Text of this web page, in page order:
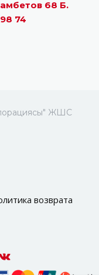
68 Б.
74
ЖШС
возврата